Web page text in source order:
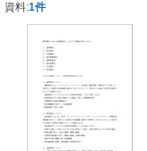
資料:1件